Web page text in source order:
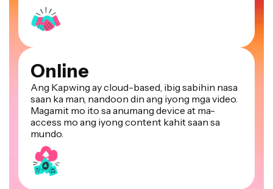
Online
Ang Kapwing ay cloud-based, ibig sabihin nasa
saan ka man, nandoon din ang iyong mga video.
Magamit mo ito sa anumang device at ma-
access mo ang iyong content kahit saan sa
mundo.